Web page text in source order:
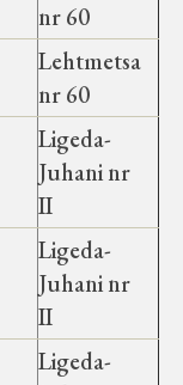
nr 60
Lehtmetsa
nr 60
Ligeda-
Juhani nr
II
Ligeda-
Juhani nr
II
Ligeda-